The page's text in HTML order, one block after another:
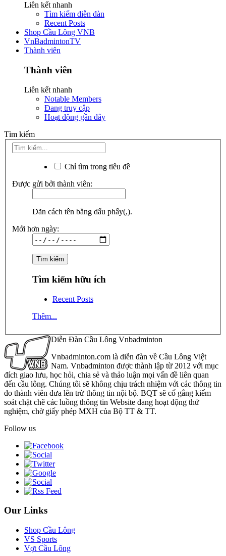
Liên kết nhanh
Tìm kiếm diễn đàn
Recent Posts
Shop Cầu Lông VNB
VnBadmintonTV
Thành viên
Thành viên
Liên kết nhanh
Notable Members
Đang truy cập
Hoạt động gần đây
Tìm kiếm
Chỉ tìm trong tiêu đề
Được gửi bởi thành viên:
Dãn cách tên bằng dấu phẩy(,).
Mới hơn ngày:
Tìm kiếm hữu ích
Recent Posts
Thêm...
Diễn Đàn Cầu Lông Vnbadminton
Vnbadminton.com là diễn đàn về Cầu Lông Việt
Nam. Vnbadminton được thành lập từ 2012 với mục
đích giao lưu, học hỏi, chia sẻ và thảo luận mọi vấn đề liên quan
đến cầu lông. Chúng tôi sẽ không chịu trách nhiệm với các thông tin
do thành viên đưa lên trừ thông tin nội bộ. BQT sẽ cố gắng kiểm
soát chặt chẽ các luồng thông tin Website đang hoạt động thử
nghiệm, chờ giấy phép MXH của Bộ TT & TT.
Follow us
Our Links
Shop Cầu Lông
VS Sports
Vợt Cầu Lông